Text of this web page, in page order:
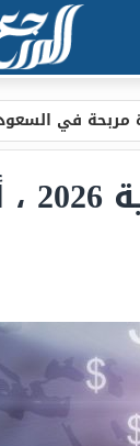
2026 ، أحسن 25 مشروع ناجح في